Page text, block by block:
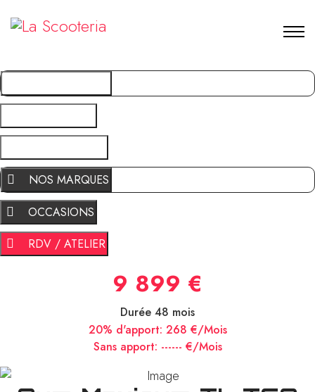
NOS MARQUES
OCCASIONS
RDV / ATELIER
9 899 €
Durée 48 mois
20% d'apport: 268 €/Mois
Sans apport: ------ €/Mois